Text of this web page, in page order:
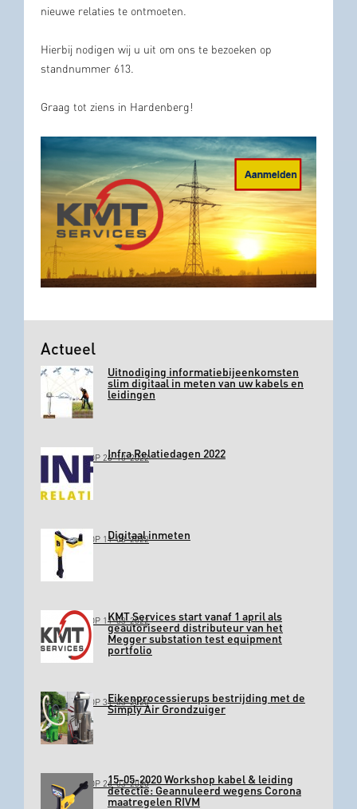
nieuwe relaties te ontmoeten.
Hierbij nodigen wij u uit om ons te bezoeken op
standnummer 613.
Graag tot ziens in Hardenberg!
Actueel
Uitnodiging informatiebijeenkomsten
slim digitaal in meten van uw kabels en
leidingen
GEPLAATST OP 26-10-2022Infra Relatiedagen 2022
GEPLAATST OP 11-03-2022Digitaal inmeten
GEPLAATST OP 11-03-2022KMT Services start vanaf 1 april als
geautoriseerd distributeur van het
Megger substation test equipment
portfolio
GEPLAATST OP 31-03-2020Eikenprocessierups bestrijding met de
Simply Air Grondzuiger
GEPLAATST OP 26-03-202015-05-2020 Workshop kabel & leiding
detectie: Geannuleerd wegens Corona
maatregelen RIVM